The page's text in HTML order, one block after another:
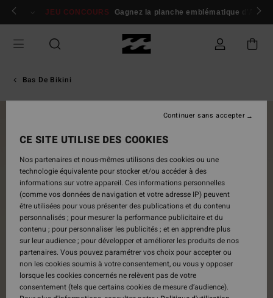
Passer
Se connecter / s'inscrire
JEU CONCOURS Gagnez la planche emblématique d'Andy
Bas De Bikini
CE SITE UTILISE DES COOKIES
Nos partenaires et nous-mêmes utilisons des cookies ou une
technologie équivalente pour stocker et/ou accéder à des
informations sur votre appareil. Ces informations personnelles
(comme vos données de navigation et votre adresse IP) peuvent
être utilisées pour vous présenter des publications et du contenu
personnalisés ; pour mesurer la performance publicitaire et du
contenu ; pour personnaliser les publicités ; et en apprendre plus
sur leur audience ; pour développer et améliorer les produits de nos
partenaires. Vous pouvez paramétrer vos choix pour accepter ou
non les cookies soumis à votre consentement, ou vous y opposer
lorsque les cookies concernés ne relèvent pas de votre
consentement (tels que certains cookies de mesure d’audience).
Continuer sans accepter